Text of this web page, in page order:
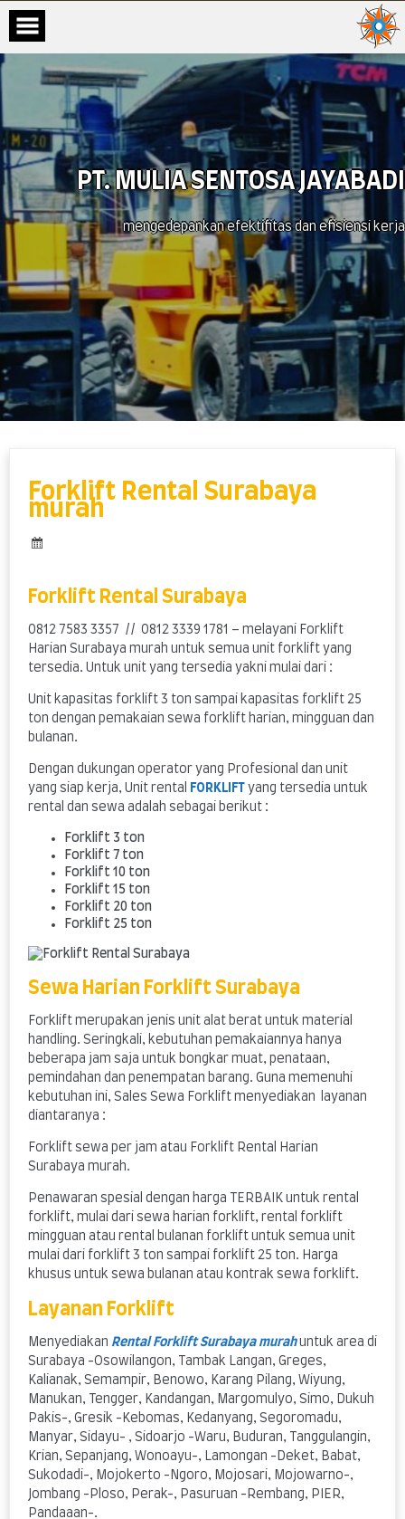
PT. MULIA SENTOSA JAYABADI
mengedepankan efektifitas dan efisiensi kerja
Forklift Rental Surabaya
murah
Forklift Rental Surabaya
0812 7583 3357 // 0812 3339 1781 – melayani Forklift
Harian Surabaya murah untuk semua unit forklift yang
tersedia. Untuk unit yang tersedia yakni mulai dari :
Unit kapasitas forklift 3 ton sampai kapasitas forklift 25
ton dengan pemakaian sewa forklift harian, mingguan dan
bulanan.
Dengan dukungan operator yang Profesional dan unit
yang siap kerja, Unit rental
FORKLIFT
yang tersedia untuk
rental dan sewa adalah sebagai berikut :
Forklift 3 ton
Forklift 7 ton
Forklift 10 ton
Forklift 15 ton
Forklift 20 ton
Forklift 25 ton
Sewa Harian Forklift Surabaya
Forklift merupakan jenis unit alat berat untuk material
handling. Seringkali, kebutuhan pemakaiannya hanya
beberapa jam saja untuk bongkar muat, penataan,
pemindahan dan penempatan barang. Guna memenuhi
kebutuhan ini, Sales Sewa Forklift menyediakan layanan
diantaranya :
Forklift sewa per jam atau Forklift Rental Harian
Surabaya murah.
Penawaran spesial dengan harga TERBAIK untuk rental
forklift, mulai dari sewa harian forklift, rental forklift
mingguan atau rental bulanan forklift untuk semua unit
mulai dari forklift 3 ton sampai forklift 25 ton. Harga
khusus untuk sewa bulanan atau kontrak sewa forklift.
Layanan Forklift
Menyediakan Rental Forklift Surabaya murahuntuk area di
Surabaya -Osowilangon, Tambak Langan, Greges,
Kalianak, Semampir, Benowo, Karang Pilang, Wiyung,
Manukan, Tengger, Kandangan, Margomulyo, Simo, Dukuh
Pakis-, Gresik -Kebomas, Kedanyang, Segoromadu,
Manyar, Sidayu- , Sidoarjo -Waru, Buduran, Tanggulangin,
Krian, Sepanjang, Wonoayu-, Lamongan -Deket, Babat,
Sukodadi-, Mojokerto -Ngoro, Mojosari, Mojowarno-,
Jombang -Ploso, Perak-, Pasuruan -Rembang, PIER,
Pandaaan-.